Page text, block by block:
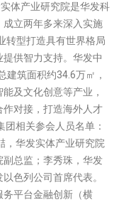
体产业研究院是华发科
立两年多来深入实施
转型打造具有世界格局
供智力支持。华发中
建筑面积约34.6万㎡，
及文化创意等产业，
对接，打造海外人才
相关参会人员名单：
，华发实体产业研究院
总监；李秀珠，华发
色列公司首席代表。
平台金融创新（横